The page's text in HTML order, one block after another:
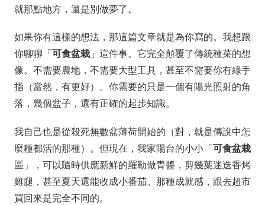
就那點地方，還是別做夢了。
如果你有這樣的想法，那這篇文章就是為你寫的。我想跟
你聊聊「可食盆栽 」這件事。它完全顛覆了傳統種菜的想
像。不需要農地，不需要大型工具，甚至不需要你有綠手
指（當然，有更好）。你需要的只是一個有陽光照射的角
落，幾個盆子，還有正確的起步知識。
我自己也是從殺死無數盆薄荷開始的（對，就是傳說中怎
麼種都活的那種）。但現在，我家陽台的小小「可食盆栽
區」，可以隨時供應新鮮的羅勒做青醬，剪幾葉迷迭香烤
雞腿，甚至夏天還能收成小番茄。那種成就感，跟去超市
買回來是完全不同的。